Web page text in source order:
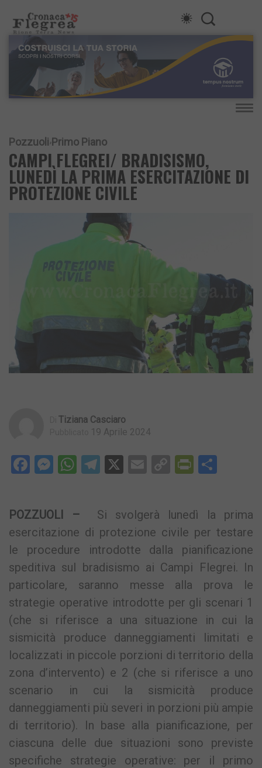
Pozzuoli Primo Piano
CAMPI FLEGREI/ BRADISISMO,
LUNEDÌ LA PRIMA ESERCITAZIONE DI
PROTEZIONE CIVILE
Tiziana Casciaro
19 Aprile 2024
Facebook
Messenger
WhatsApp
Telegram
X EmailCopy
POZZUOLI – Si svolgerà lunedì la prima
esercitazione di protezione civile per testare
le procedure introdotte dalla pianificazione
speditiva sul bradisismo ai Campi Flegrei. In
particolare, saranno messe alla prova le
strategie operative introdotte per gli scenari 1
(che si riferisce a una situazione in cui la
sismicità produce danneggiamenti limitati e
localizzati in piccole porzioni di territorio della
zona d’intervento) e 2 (che si riferisce a uno
scenario in cui la sismicità produce
danneggiamenti più severi in porzioni più ampie
di territorio). In base alla pianificazione, per
ciascuna delle due situazioni sono previste
specifiche strategie operative: per il primo